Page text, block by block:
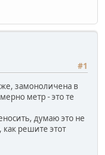
#1
замоноличена в
метр - это те
думаю это не
как решите этот